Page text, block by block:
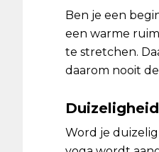
Ben je een
een warme
te stretchen.
daarom nooit
Duizeligheid
Word je